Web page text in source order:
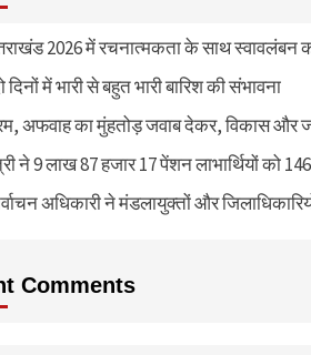
2026 में रचनात्मकता के साथ स्वावलंबन
में भारी से बहुत भारी बारिश की संभावना
अफवाह का मुंहतोड़ जवाब देकर, विकास और
ने 9 लाख 87 हजार 17 पेंशन लाभार्थियों को
अधिकारी ने मंडलायुक्तों और
Comments